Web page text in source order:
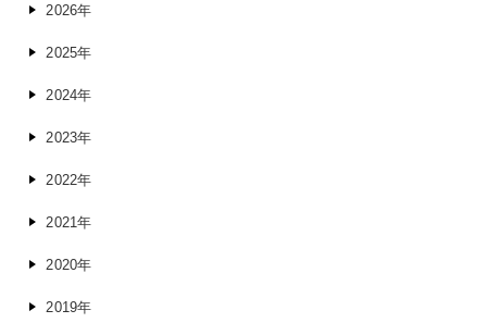
2026年
2025年
2024年
2023年
2022年
2021年
2020年
2019年